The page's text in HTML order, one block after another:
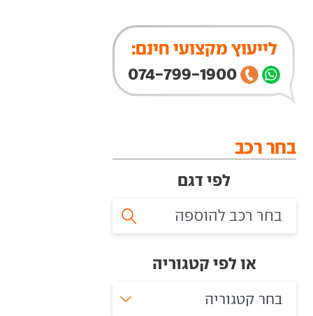
לייעוץ מקצועי חינם:
074-799-1900
בחר רכב
לפי דגם
או לפי קטגוריה
בחר קטגוריה